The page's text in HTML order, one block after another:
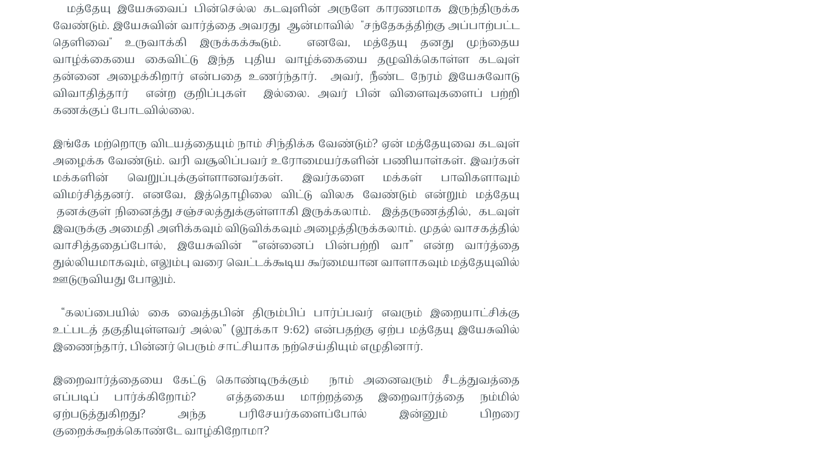
மத்தேயு இயேசுவைப் பின்செல்ல கடவுளின் அருளே காரணமாக இருந்திருக்க
வேண்டும். இயேசுவின் வார்த்தை அவரது ஆன்மாவில் "சந்தேகத்திற்கு அப்பாற்பட்ட
தெளிவை" உருவாக்கி இருக்கக்கூடும். எனவே, மத்தேயு தனது முந்தைய
வாழ்க்கையை கைவிட்டு இந்த புதிய வாழ்க்கையை தழுவிக்கொள்ள கடவுள்
தன்னை அழைக்கிறார் என்பதை உணர்ந்தார். அவர், நீண்ட நேரம் இயேசுவோடு
விவாதித்தார் என்ற குறிப்புகள் இல்லை. அவர் பின் விளைவுகளைப் பற்றி
கணக்குப் போடவில்லை.
இங்கே மற்றொரு விடயத்தையும் நாம் சிந்திக்க வேண்டும்? ஏன் மத்தேயுவை கடவுள்
அழைக்க வேண்டும். வரி வசூலிப்பவர் உரோமையர்களின் பணியாள்கள். இவர்கள்
மக்களின் வெறுப்புக்குள்ளானவர்கள். இவர்களை மக்கள் பாவிகளாவும்
விமர்சித்தனர். எனவே, இத்தொழிலை விட்டு விலக வேண்டும் என்றும் மத்தேயு
தனக்குள் நினைத்து சஞ்சலத்துக்குள்ளாகி இருக்கலாம். இத்தருணத்தில், கடவுள்
இவருக்கு அமைதி அளிக்கவும் விடுவிக்கவும் அழைத்திருக்கலாம். முதல் வாசகத்தில்
வாசித்ததைப்போல், இயேசுவின் ‘“என்னைப் பின்பற்றி வா” என்ற வார்த்தை
துல்லியமாகவும், எலும்பு வரை வெட்டக்கூடிய கூர்மையான வாளாகவும் மத்தேயுவில்
ஊடுருவியது போலும்.
“கலப்பையில் கை வைத்தபின் திரும்பிப் பார்ப்பவர் எவரும் இறையாட்சிக்கு
உட்படத் தகுதியுள்ளவர் அல்ல” (லூக்கா 9:62) என்பதற்கு ஏற்ப மத்தேயு இயேசுவில்
இணைந்தார், பின்னர் பெரும் சாட்சியாக நற்செய்தியும் எழுதினார்.
இறைவார்த்தையை கேட்டு கொண்டிருக்கும் நாம் அனைவரும் சீடத்துவத்தை
எப்படிப் பார்க்கிறோம்? எத்தகைய மாற்றத்தை இறைவார்த்தை நம்மில்
ஏற்படுத்துகிறது? அந்த பரிசேயர்களைப்போல் இன்னும் பிறரை
குறைக்கூறக்கொண்டே வாழ்கிறோமா?